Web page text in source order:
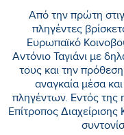
Από την πρώτη
πληγέντες
Ευρωπαϊκό
Αντόνιο Ταγιάνι με
τους και την
αναγκαία μέσα
πληγέντων. Εντός της
Επίτροπος